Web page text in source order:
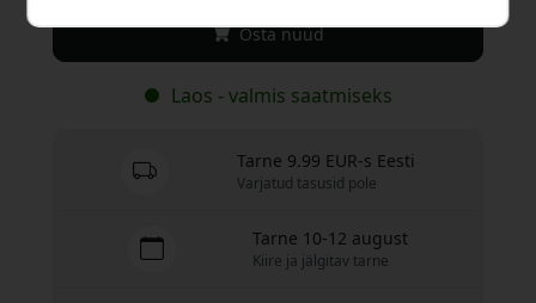
Osta nüüd
Laos - valmis saatmiseks
Tarne 9.99 EUR-s Eesti
Varjatud tasusid pole
Tarne 10-12 august
Kiire ja jälgitav tarne